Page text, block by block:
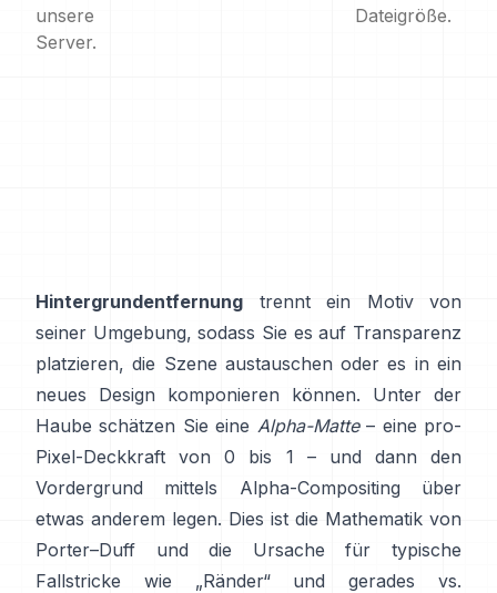
unsere
Server.
Dateigröße.
Hintergrundentfernung trennt ein Motiv von
seiner Umgebung, sodass Sie es auf Transparenz
platzieren, die Szene austauschen oder es in ein
neues Design komponieren können. Unter der
Haube schätzen Sie eine Alpha-Matte– eine pro-
Pixel-Deckkraft von 0 bis 1 – und dann den
Vordergrund mittels Alpha-Compositing über
etwas anderem legen. Dies ist die Mathematik von
Porter–Duff und die Ursache für typische
Fallstricke wie „Ränder“ und
gerades vs.